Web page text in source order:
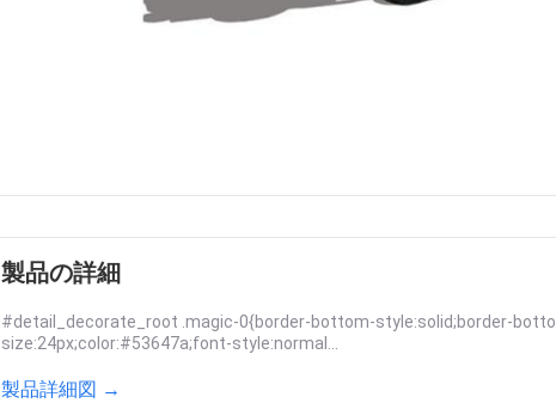
製品の詳細
#detail_decorate_root .magic-0{border-bottom-style:solid;border-
size:24px;color:#53647a;font-style:normal...
製品詳細図 →